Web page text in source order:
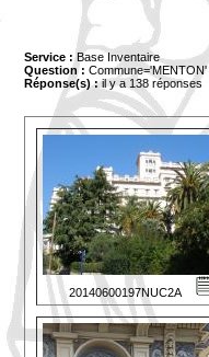
Service : Base Inventaire
Question : Commune='MENTON'
Réponse(s) :il y a 138 réponses
20140600197NUC2A